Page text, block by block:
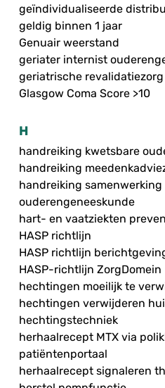
geïndividualiseerde
geldig binnen 1 jaar
Genuair weerstand
geriater internist
geriatrische revalidatiezorg
Glasgow Coma Score >10
H
handreiking kwetsbare
handreiking
handreiking
ouderengeneeskunde
hart- en vaatziekten
HASP richtlijn
HASP richtlijn
HASP-richtlijn ZorgDomein
hechtingen moeilijk te
hechtingen verwijderen
hechtingstechniek
herhaalrecept MTX via
patiëntenportaal
herhaalrecept signaleren